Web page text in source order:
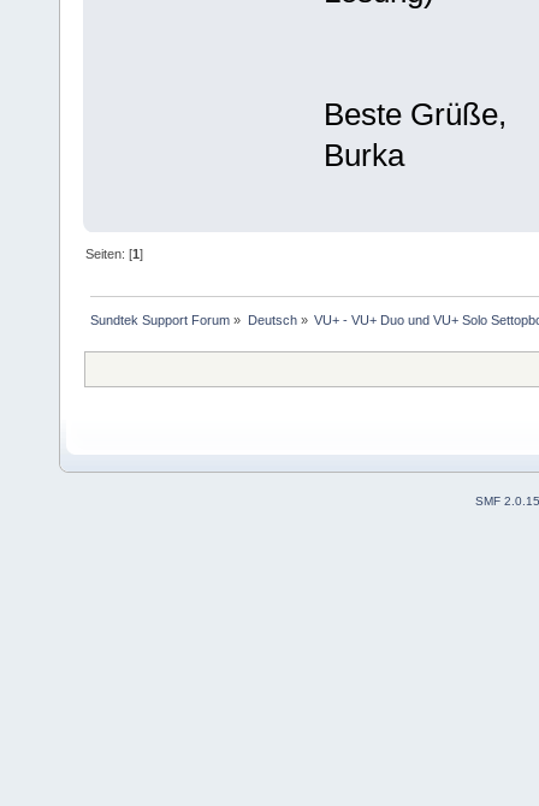
Beste Grüße,
Burka
Seiten: [1]
Sundtek Support Forum » Deutsch» VU+ - VU+ Duo und VU+ Solo
SMF 2.0.15